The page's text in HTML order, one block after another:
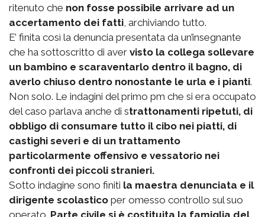
ritenuto che non fosse possibile arrivare ad un
accertamento dei fatti, archiviando tutto.
E’ finita così la denuncia presentata da un’insegnante
che ha sottoscritto di aver visto la collega sollevare
un bambino e scaraventarlo dentro il bagno, di
averlo chiuso dentro nonostante le urla e i pianti.
Non solo. Le indagini del primo pm che si era occupato
del caso parlava anche di strattonamenti ripetuti, di
obbligo di consumare tutto il cibo nei piatti, di
castighi severi e di un trattamento
particolarmente offensivo e vessatorio nei
confronti dei piccoli stranieri.
Sotto indagine sono finiti la maestra denunciata e il
dirigente scolastico per omesso controllo sul suo